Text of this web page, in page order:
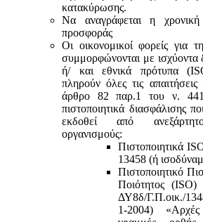
κατακύρωσης.
Να αναγράφεται η χρονική
προσφοράς
Οι οικονομικοί φορείς για
συμμορφώνονται με ισχύοντα
ή/ και εθνικά πρότυπα
πληρούν όλες τις
άρθρο 82 παρ.1 του ν.
πιστοποιητικά διασφάλισης
εκδοθεί από
οργανισμούς:
Πιστοποιητικά
13458 (ή
Πιστοποιητικό
Ποιότητος
ΔΥ8δ/Γ.Π.οικ./
1-2004) «Αρχές